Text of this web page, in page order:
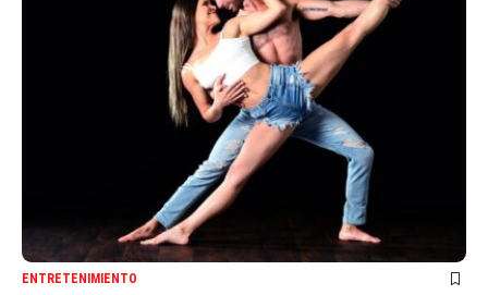
ENTRETENIMIENTO